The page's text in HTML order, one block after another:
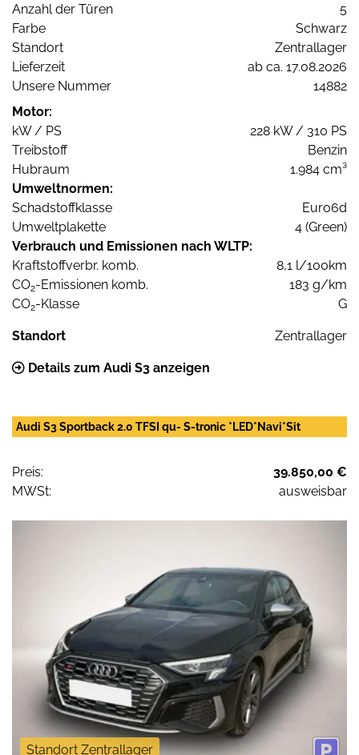
Anzahl der Türen
5
Farbe
Schwarz
Standort
Zentrallager
Lieferzeit
ab ca. 17.08.2026
Unsere Nummer
14882
Motor:
kW / PS
228 kW / 310 PS
Treibstoff
Benzin
Hubraum
1.984 cm³
Umweltnormen:
Schadstoffklasse
Euro6d
Umweltplakette
4 (Green)
Verbrauch und Emissionen nach WLTP:
Kraftstoffverbr. komb.
8,1 l/100km
CO2-Emissionen komb.
183 g/km
CO2-Klasse G
Standort Zentrallager
Details zum Audi S3 anzeigen
Audi S3 Sportback 2.0 TFSI qu- S-tronic *LED*Navi*Sit
Preis:
39.850,00 €
MWSt:
ausweisbar
Standort Zentrallager